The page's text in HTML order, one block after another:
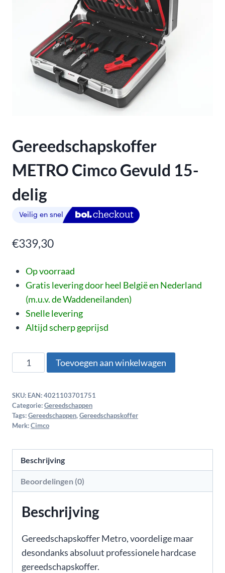
Gereedschapskoffer
METRO Cimco Gevuld 15-
delig
€339,30
Op voorraad
Gratis levering door heel België en Nederland
(m.u.v. de Waddeneilanden)
Snelle levering
Altijd scherp geprijsd
Toevoegen aan winkelwagen
SKU: EAN: 4021103701751
Categorie: Gereedschappen
Tags: Gereedschappen, Gereedschapskoffer
Merk: Cimco
Beschrijving
Beoordelingen (0)
Beschrijving
Gereedschapskoffer Metro, voordelige maar
desondanks absoluut professionele hardcase
gereedschapskoffer.